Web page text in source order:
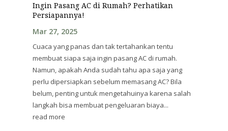
Ingin Pasang AC di Rumah? Perhatikan
Persiapannya!
Mar 27, 2025
Cuaca yang panas dan tak tertahankan tentu
membuat siapa saja ingin pasang AC di rumah.
Namun, apakah Anda sudah tahu apa saja yang
perlu dipersiapkan sebelum memasang AC? Bila
belum, penting untuk mengetahuinya karena salah
langkah bisa membuat pengeluaran biaya...
read more